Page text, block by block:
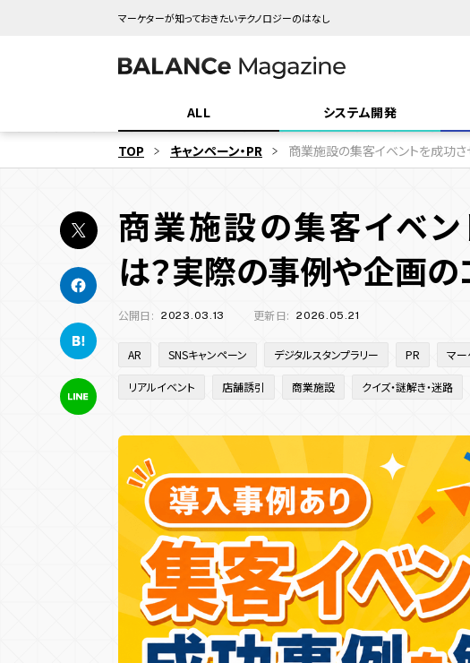
マーケターが知っておきたいテクノロジーのはなし
ALL システム開発
「システム開発」
SYSTEM DEVELOPMENT
機能
CMS機能 CRM機能 AI機能
予約機能 会員・ログイン機能 決済機能
コスト削減・効率化
「ゲーム・エンタメ」
GAME & ENTERTAINMENT
認知拡大 販売促進 マーケティングデータ
新規顧客獲得施策 既存顧客向け施策
コンテンツ種類
デジタルスタンプラリー メタバース
ユーザー参加型 人気投票・ランキング
「Web
WEB DESIGN
コーポレートサイ
サービス・ブラン
エンタメ業界 地方創生 観光・旅行
インバウンド 商業施設 メーカー
ゲーム業界 マスブランド
サイト種類
コーポレートサイト 採用サイト
ECサイト キャンペーンサイト 周年・CSRサイト
機
多
TOP キャンペーン・PR 商業施設の集客イベントを成功
商業施設の集客イベ
は？実際の事例や企画
公開日: 2023.03.13 更新日: 2026.05.21
AR SNSキャンペーン デジタルスタンプラリー PR マー
リアルイベント 店舗誘引 商業施設 クイズ・謎解き・迷路